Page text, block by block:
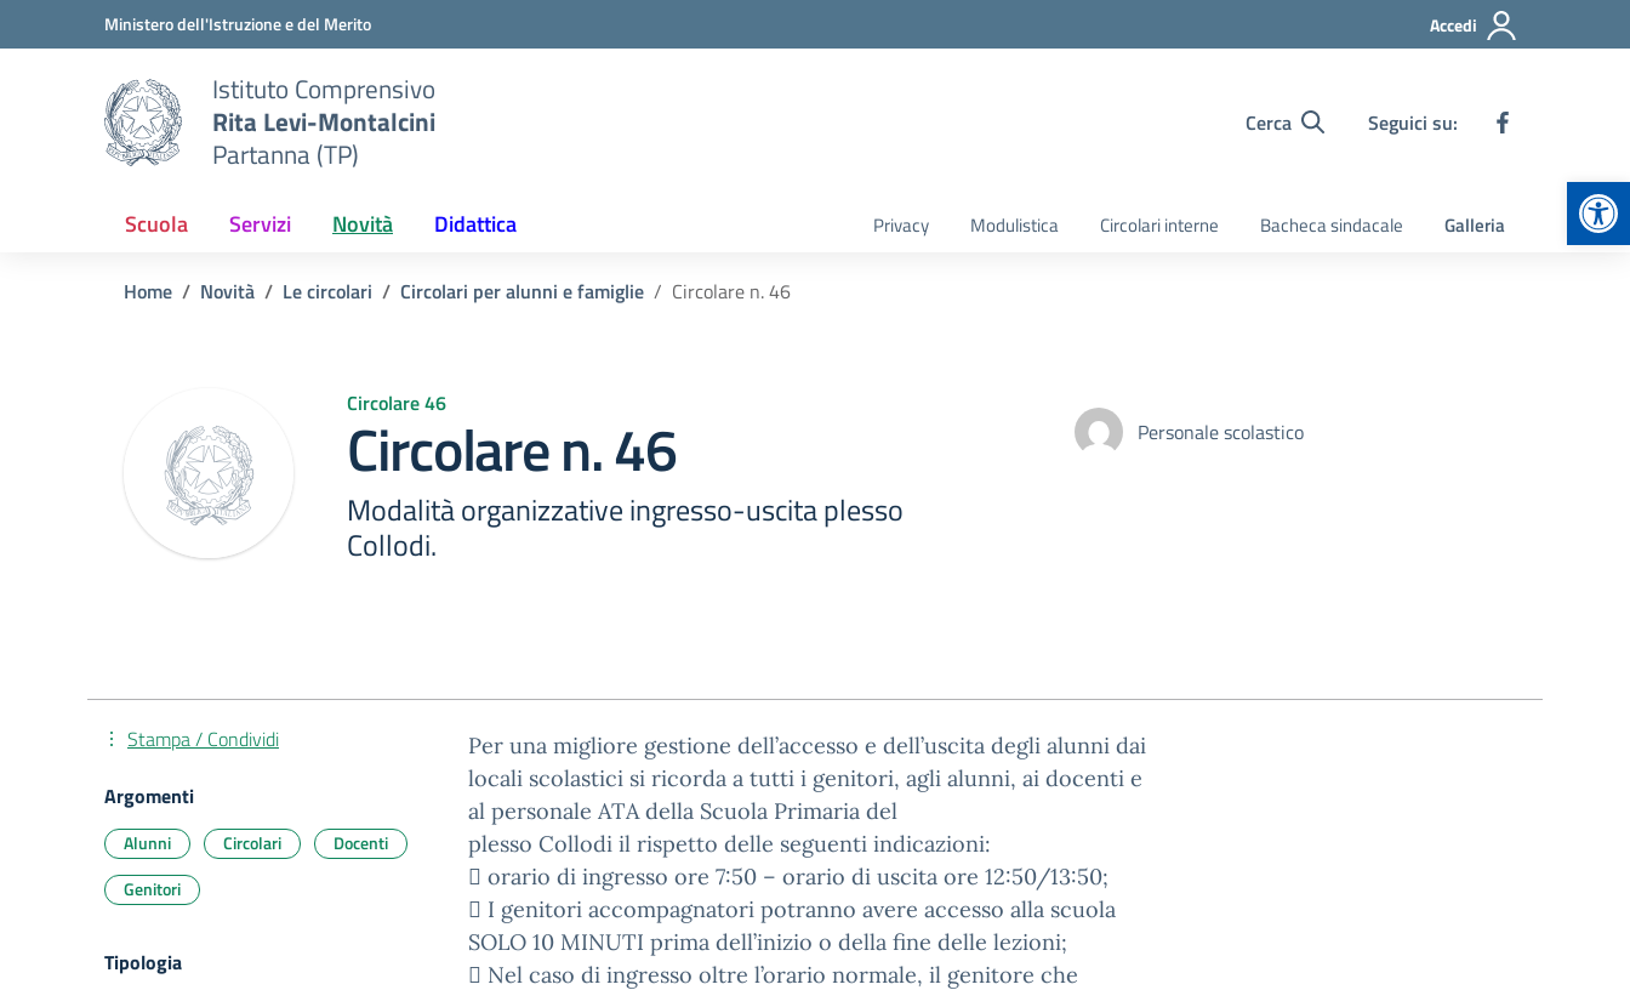
Vai ai contenuti
Vai al menu di navigazioneMinistero dell'Istruzione e del Merito Accedi
Istituto Comprensivo
Rita Levi-Montalcini
Partanna (TP)
Cerca Seguici su:
Scuola Servizi Novità Didattica Privacy Modulistica Circolari interne Bacheca sindacale Galleria
Home Novità Le circolari Circolari per alunni e famiglie Circolare n. 46
Circolare 46
Circolare n. 46
Modalità organizzative ingresso-uscita plesso
Collodi.
Personale scolastico
Per una migliore gestione dell’accesso e dell’uscita degli alunni dai
locali scolastici si ricorda a tutti i genitori, agli alunni, ai docenti e
al personale ATA della Scuola Primaria del
plesso Collodi il rispetto delle seguenti indicazioni:
 orario di ingresso ore 7:50 – orario di uscita ore 12:50/13:50;
 I genitori accompagnatori potranno avere accesso alla scuola
SOLO 10 MINUTI prima dell’inizio o della fine delle lezioni;
 Nel caso di ingresso oltre l’orario normale, il genitore che
Stampa / Condividi
Argomenti
Alunni Circolari
Docenti
Genitori
Tipologia